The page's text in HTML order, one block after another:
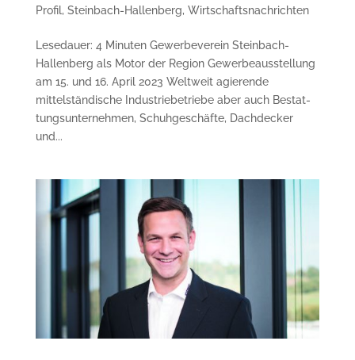
Profil, Steinbach-Hallenberg, Wirtschaftsnachrichten
Lesedauer: 4 Minuten Gewerbeverein Steinbach-
Hallenberg als Motor der Region Gewerbeausstellung
am 15. und 16. April 2023 Weltweit agierende
mittelständische Industriebetriebe aber auch Be­stat­
tungs­unter­nehmen, Schuhgeschäfte, Dachdecker
und...